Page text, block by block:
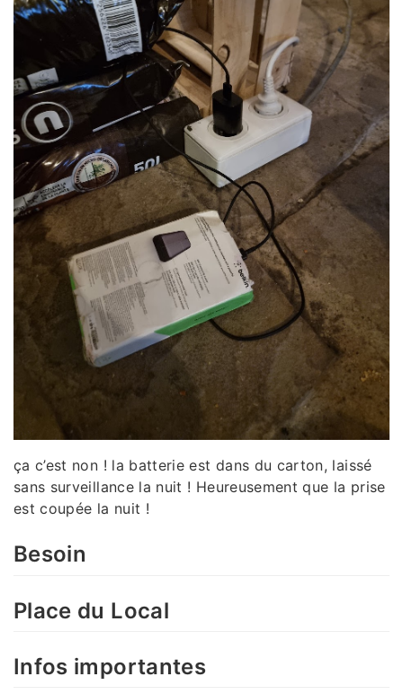
ça c’est non ! la batterie est dans du carton, laissé
sans surveillance la nuit ! Heureusement que la prise
est coupée la nuit !
Besoin
Place du Local
Infos importantes